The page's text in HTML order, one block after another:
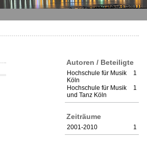
Autoren / Beteiligte
1
Hochschule für Musik
Köln
1
Hochschule für Musik
und Tanz Köln
Zeiträume
1
2001-2010